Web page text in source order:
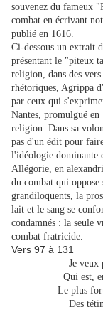
souvenez du fameux
combat en écrivant
publié en 1616.
Ci-dessous un extrait
présentant le "piteux
religion, dans des
rhétoriques, Agrippa
par ceux qui
Nantes, promulgué
religion. Dans sa
pas d'un édit pour
l'idéologie dominante
Allégorie, en
du combat qui oppose
grandiloquents, la
lait et le sang se
condamnés : la seule
combat fratricide.
Vers 97 à 131
Je veux
Qui est,
Le plus
Des